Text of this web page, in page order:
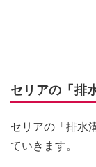
セリアの「排
セリアの「排水
ていきます。